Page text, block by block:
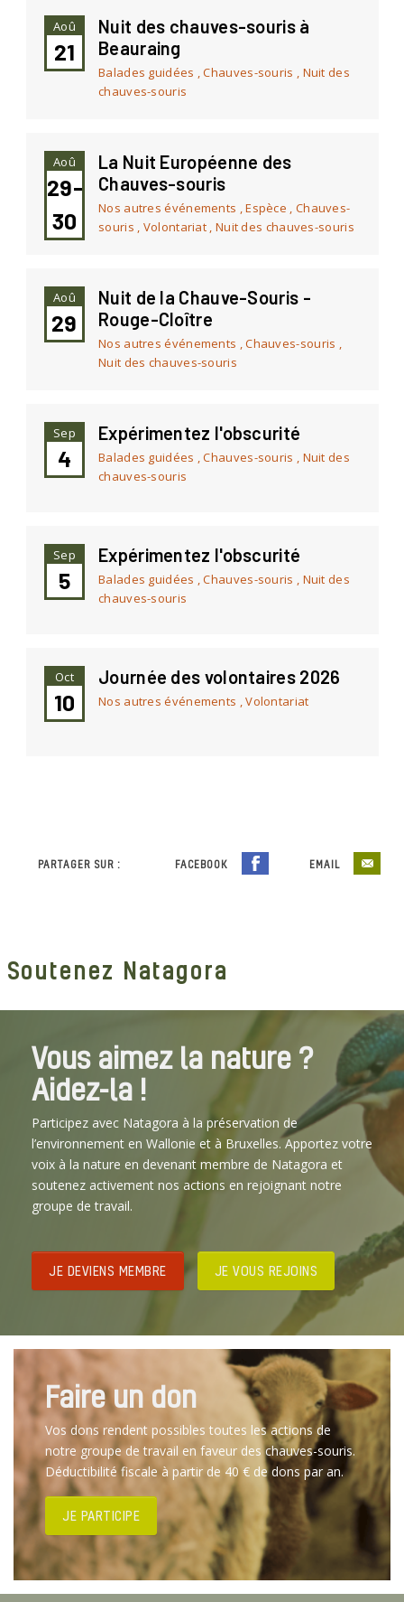
PARTAGER SUR : FACEBOOK EMAIL
Soutenez Natagora
Vous aimez la nature ?
Aidez-la !
Participez avec Natagora à la préservation de
l’environnement en Wallonie et à Bruxelles. Apportez votre
voix à la nature en devenant membre de Natagora et
soutenez activement nos actions en rejoignant notre
groupe de travail.
JE DEVIENS MEMBRE JE VOUS REJOINS
Faire un don
Vos dons rendent possibles toutes les actions de
notre groupe de travail en faveur des chauves-souris.
Déductibilité fiscale à partir de 40 € de dons par an.
JE PARTICIPE